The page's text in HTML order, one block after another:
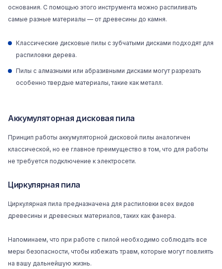
основания. С помощью этого инструмента можно распиливать
самые разные материалы — от древесины до камня.
Классические дисковые пилы с зубчатыми дисками подходят для
распиловки дерева.
Пилы с алмазными или абразивными дисками могут разрезать
особенно твердые материалы, такие как металл.
Аккумуляторная дисковая пила
Принцип работы аккумуляторной дисковой пилы аналогичен
классической, но ее главное преимущество в том, что для работы
не требуется подключение к электросети.
Циркулярная пила
Циркулярная пила предназначена для распиловки всех видов
древесины и древесных материалов, таких как фанера.
Напоминаем, что при работе с пилой необходимо соблюдать все
меры безопасности, чтобы избежать травм, которые могут повлиять
на вашу дальнейшую жизнь.